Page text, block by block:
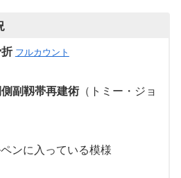
フルカウント
副靱帯再建術（トミー・ジョ
ンに入っている模様